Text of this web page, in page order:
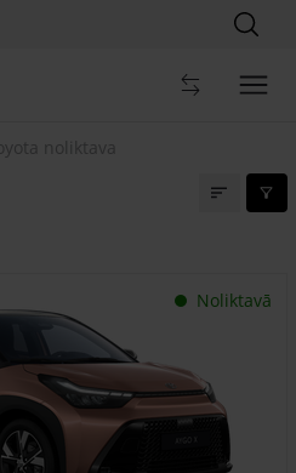
noliktava
Noliktavā